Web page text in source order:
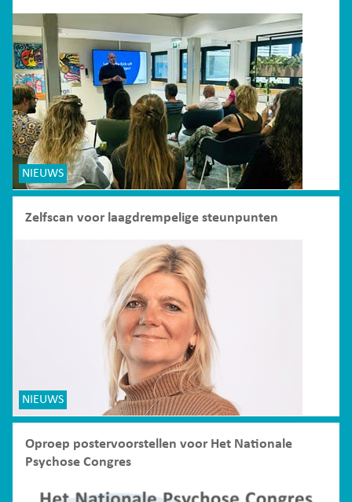
NIEUWS
Zelfscan voor laagdrempelige steunpunten
NIEUWS
Oproep postervoorstellen voor Het Nationale
Psychose Congres